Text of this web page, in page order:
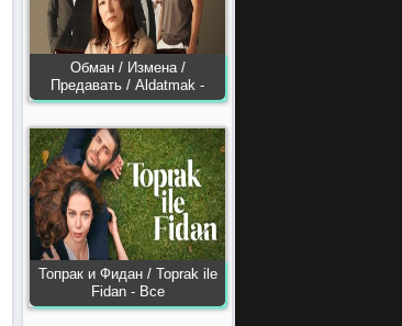
Обман / Измена /
Предавать / Aldatmak -
Топрак и Фидан / Toprak ile
Fidan - Все